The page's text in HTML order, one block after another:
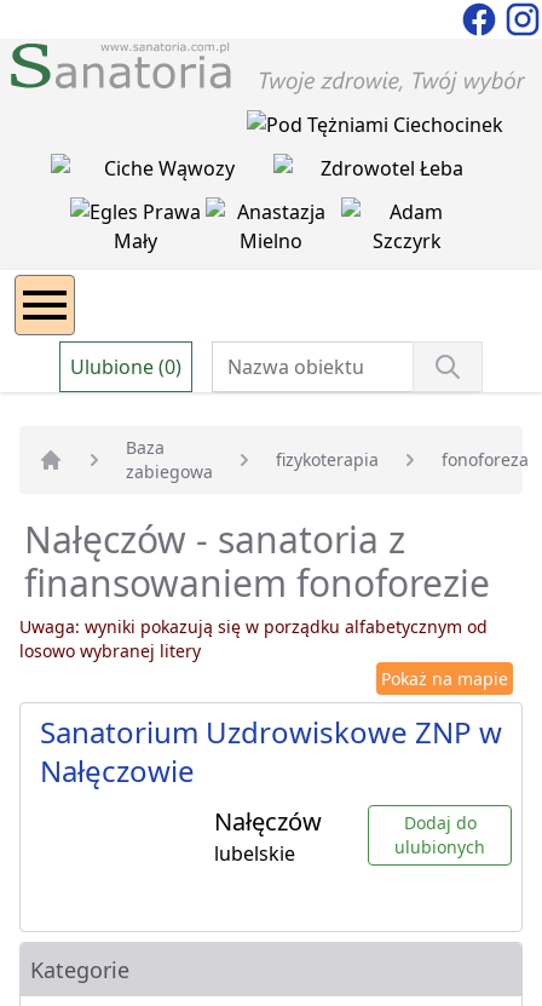
Ulubione (0)
Strona główna
Baza
zabiegowa
fizykoterapia fonoforeza
Nałęczów - sanatoria z
finansowaniem fonoforezie
Uwaga: wyniki pokazują się w porządku alfabetycznym od
losowo wybranej litery
Pokaż na mapie
Sanatorium Uzdrowiskowe ZNP w
Nałęczowie
Nałęczów
lubelskie
Dodaj do
ulubionych
Kategorie